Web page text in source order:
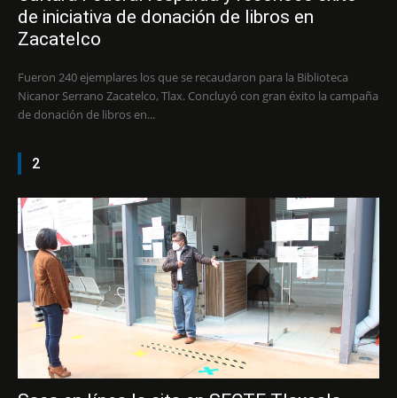
de iniciativa de donación de libros en
Zacatelco
Fueron 240 ejemplares los que se recaudaron para la Biblioteca
Nicanor Serrano Zacatelco, Tlax. Concluyó con gran éxito la campaña
de donación de libros en...
2